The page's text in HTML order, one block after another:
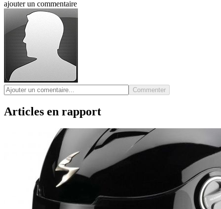
ajouter un commentaire
Commenter
Articles en rapport